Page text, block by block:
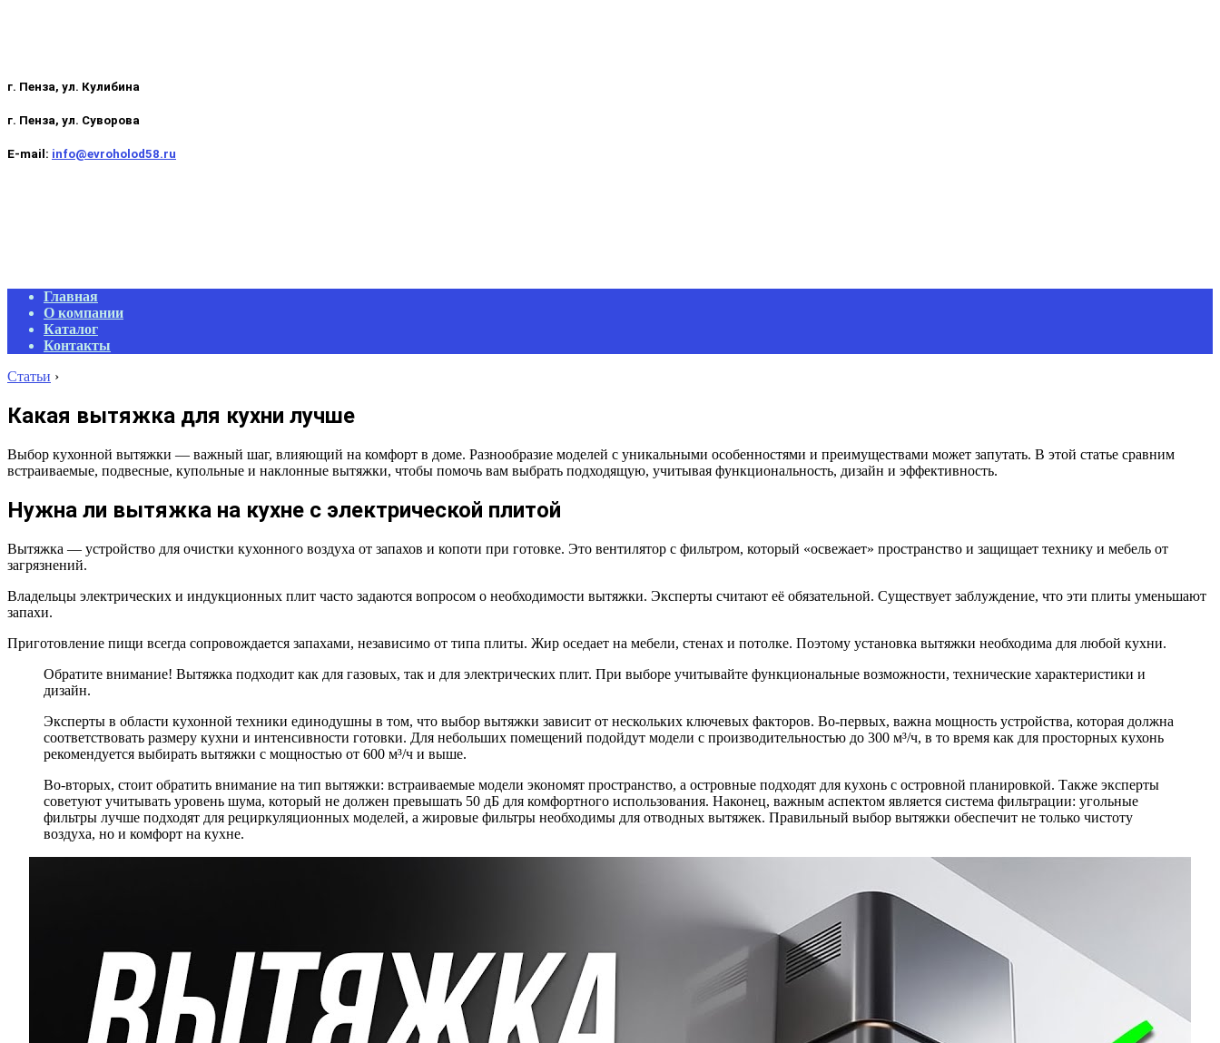
г. Пенза, ул. Кулибина
г. Пенза, ул. Суворова
E-mail: info@evroholod58.ru
Primary
Navigation
Menu
Главная
О компании
Каталог
Контакты
Статьи ›
Какая вытяжка для кухни лучше
Выбор кухонной вытяжки — важный шаг, влияющий на комфорт в доме. Разнообразие моделей с уникальными особенностями и преимуществами может запутать. В этой статье сравним
встраиваемые, подвесные, купольные и наклонные вытяжки, чтобы помочь вам выбрать подходящую, учитывая функциональность, дизайн и эффективность.
Нужна ли вытяжка на кухне с электрической плитой
Вытяжка — устройство для очистки кухонного воздуха от запахов и копоти при готовке. Это вентилятор с фильтром, который «освежает» пространство и защищает технику и мебель от
загрязнений.
Владельцы электрических и индукционных плит часто задаются вопросом о необходимости вытяжки. Эксперты считают её обязательной. Существует заблуждение, что эти плиты уменьшают
запахи.
Приготовление пищи всегда сопровождается запахами, независимо от типа плиты. Жир оседает на мебели, стенах и потолке. Поэтому установка вытяжки необходима для любой кухни.
Обратите внимание! Вытяжка подходит как для газовых, так и для электрических плит. При выборе учитывайте функциональные возможности, технические характеристики и
дизайн.
Эксперты в области кухонной техники единодушны в том, что выбор вытяжки зависит от нескольких ключевых факторов. Во-первых, важна мощность устройства, которая должна
соответствовать размеру кухни и интенсивности готовки. Для небольших помещений подойдут модели с производительностью до 300 м³/ч, в то время как для просторных кухонь
рекомендуется выбирать вытяжки с мощностью от 600 м³/ч и выше.
Во-вторых, стоит обратить внимание на тип вытяжки: встраиваемые модели экономят пространство, а островные подходят для кухонь с островной планировкой. Также эксперты
советуют учитывать уровень шума, который не должен превышать 50 дБ для комфортного использования. Наконец, важным аспектом является система фильтрации: угольные
фильтры лучше подходят для рециркуляционных моделей, а жировые фильтры необходимы для отводных вытяжек. Правильный выбор вытяжки обеспечит не только чистоту
воздуха, но и комфорт на кухне.